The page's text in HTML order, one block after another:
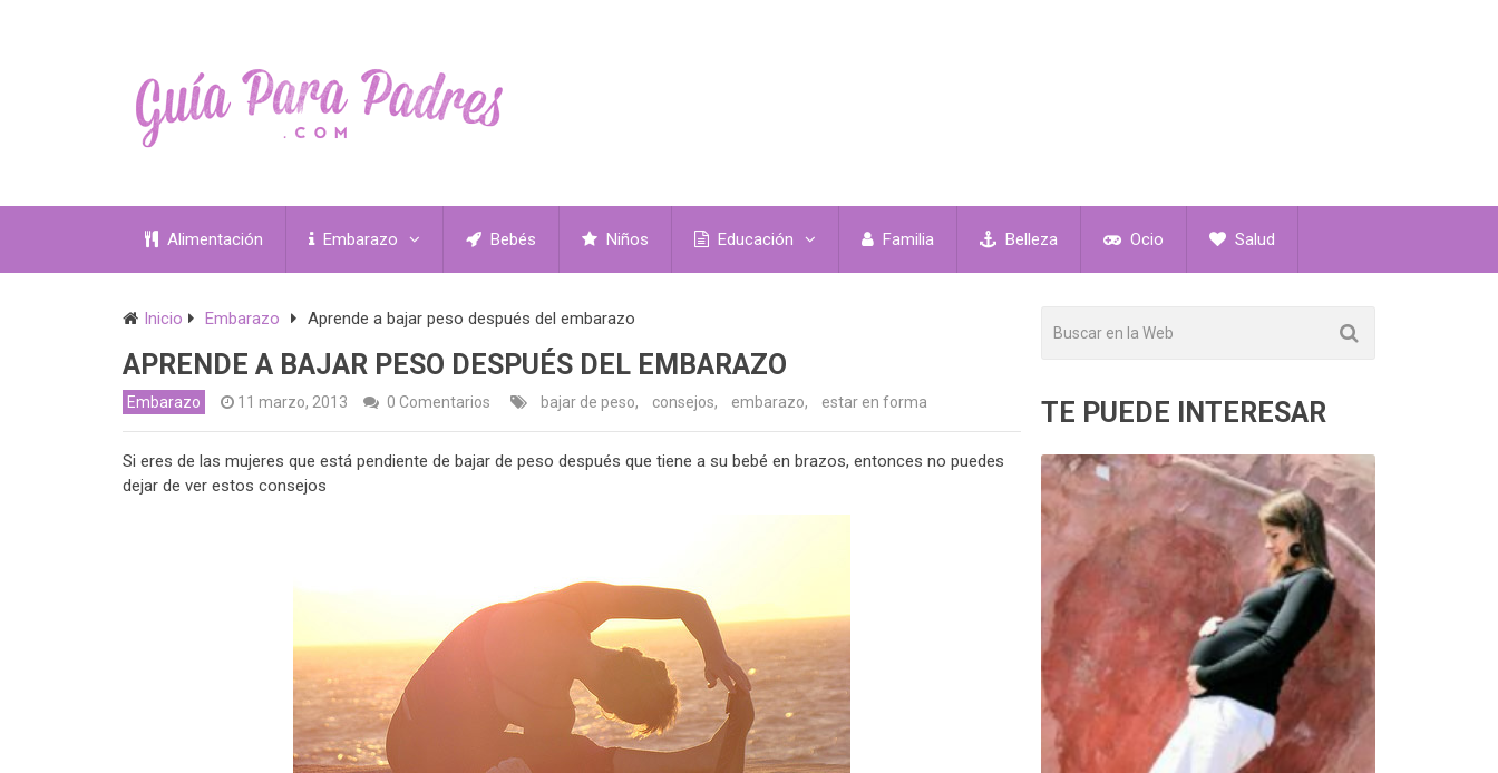
Alimentación Embarazo Bebés Niños Educación Familia Belleza Ocio Salud
Inicio Embarazo Aprende a bajar peso después del embarazo
APRENDE A BAJAR PESO DESPUÉS DEL EMBARAZO
Embarazo 11 marzo, 2013 0 Comentarios bajar de peso, consejos, embarazo, estar en forma
Si eres de las mujeres que está pendiente de bajar de peso después que tiene a su bebé en brazos, entonces no puedes
dejar de ver estos consejos
TE PUEDE INTERESAR